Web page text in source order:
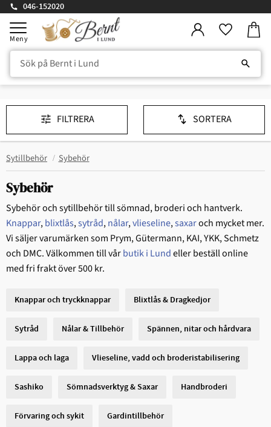
Meny
046-152020
Sytillbehör Sybehör
Sybehör
Sybehör och sytillbehör till sömnad, broderi och hantverk.
Knappar,blixtlås,sytråd,nålar,vlieseline,saxaroch mycket mer.
Vi säljer varumärken som Prym, Gütermann, KAI, YKK, Schmetz
och DMC. Välkommen till vårbutik i Lundeller beställ online
med fri frakt över 500 kr.
Knappar och tryckknappar Blixtlås & Dragkedjor
Sytråd Nålar & Tillbehör Spännen, nitar och hårdvara
Lappa och laga Vlieseline, vadd och broderistabilisering
Sashiko Sömnadsverktyg & Saxar Handbroderi
Förvaring och sykit Gardintillbehör
FILTRERA SORTERA